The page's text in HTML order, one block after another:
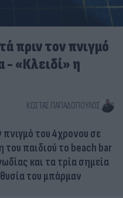
πριν τον πνιγμό
- «Κλειδί» η
ΚΏΣΤΑΣ ΠΑΠΑΔΌΠΟΥΛΟΣ
του 4χρονου σε
παιδιού το beach bar
και τα τρία σημεία
του μπάρμαν